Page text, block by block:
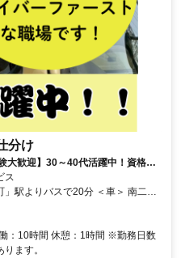
分け
大歓迎】30～40代活躍中！資格支
ス
通費規定内支給 ・車通勤OK
：10時間 休憩：1時間 ※勤務日数
ます。